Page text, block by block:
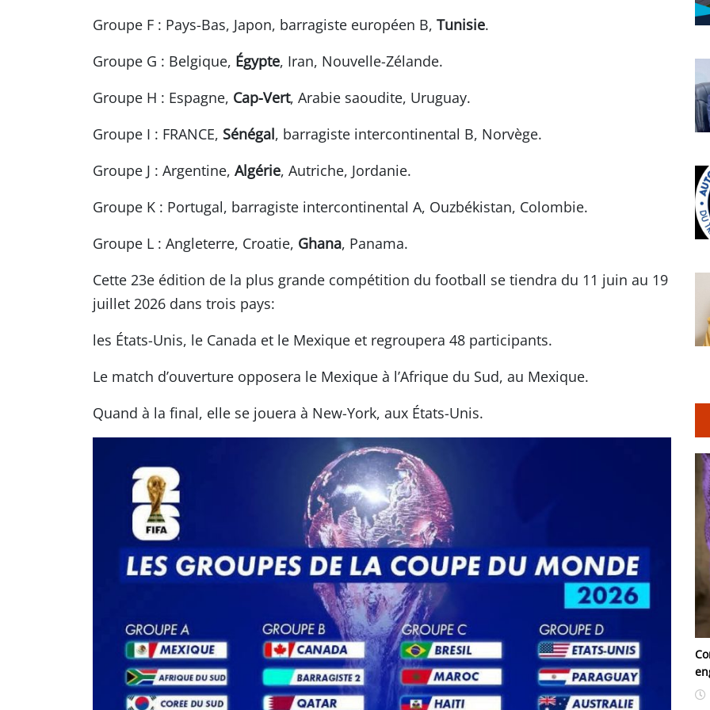
Groupe F : Pays-Bas, Japon, barragiste européen B, Tunisie.
Groupe G : Belgique, Égypte, Iran, Nouvelle-Zélande.
Groupe H : Espagne, Cap-Vert, Arabie saoudite, Uruguay.
Groupe I : FRANCE, Sénégal, barragiste intercontinental B, Norvège.
Groupe J : Argentine, Algérie, Autriche, Jordanie.
Groupe K : Portugal, barragiste intercontinental A, Ouzbékistan, Colombie.
Groupe L : Angleterre, Croatie, Ghana, Panama.
Cette 23e édition de la plus grande compétition du football se tiendra du 11 juin au 19
juillet 2026 dans trois pays:
les États-Unis, le Canada et le Mexique et regroupera 48 participants.
Le match d’ouverture opposera le Mexique à l’Afrique du Sud, au Mexique.
Quand à la final, elle se jouera à New-York, aux États-Unis.